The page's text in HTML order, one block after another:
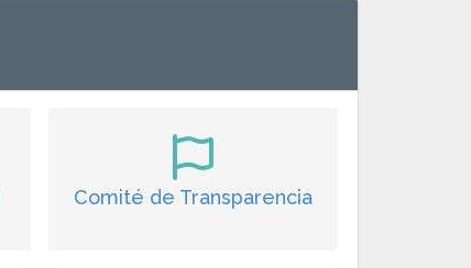
Comité de Transparencia